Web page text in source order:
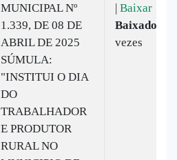
MUNICIPAL Nº
1.339, DE 08 DE
ABRIL DE 2025
SÚMULA:
"INSTITUI O DIA
DO
TRABALHADOR
E PRODUTOR
RURAL NO
| Baixar
Baixado:
vezes